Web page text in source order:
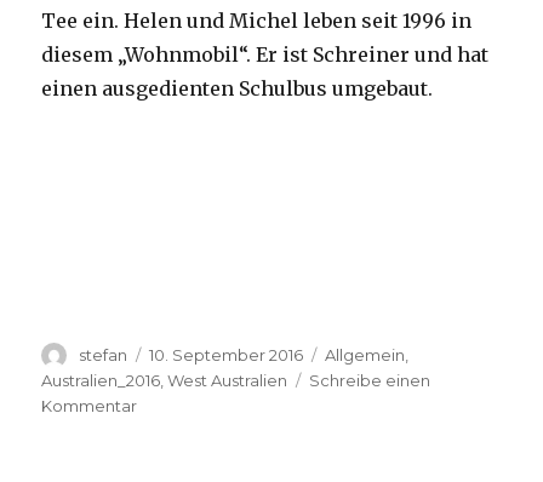
Tee ein. Helen und Michel leben seit 1996 in
diesem „Wohnmobil“. Er ist Schreiner und hat
einen ausgedienten Schulbus umgebaut.
Autor
stefan
Veröffentlicht
am
10. September 2016 Kategorien
Allgemein
Australien_2016 ,West Australien
Schreibe einen
Kommentarzu